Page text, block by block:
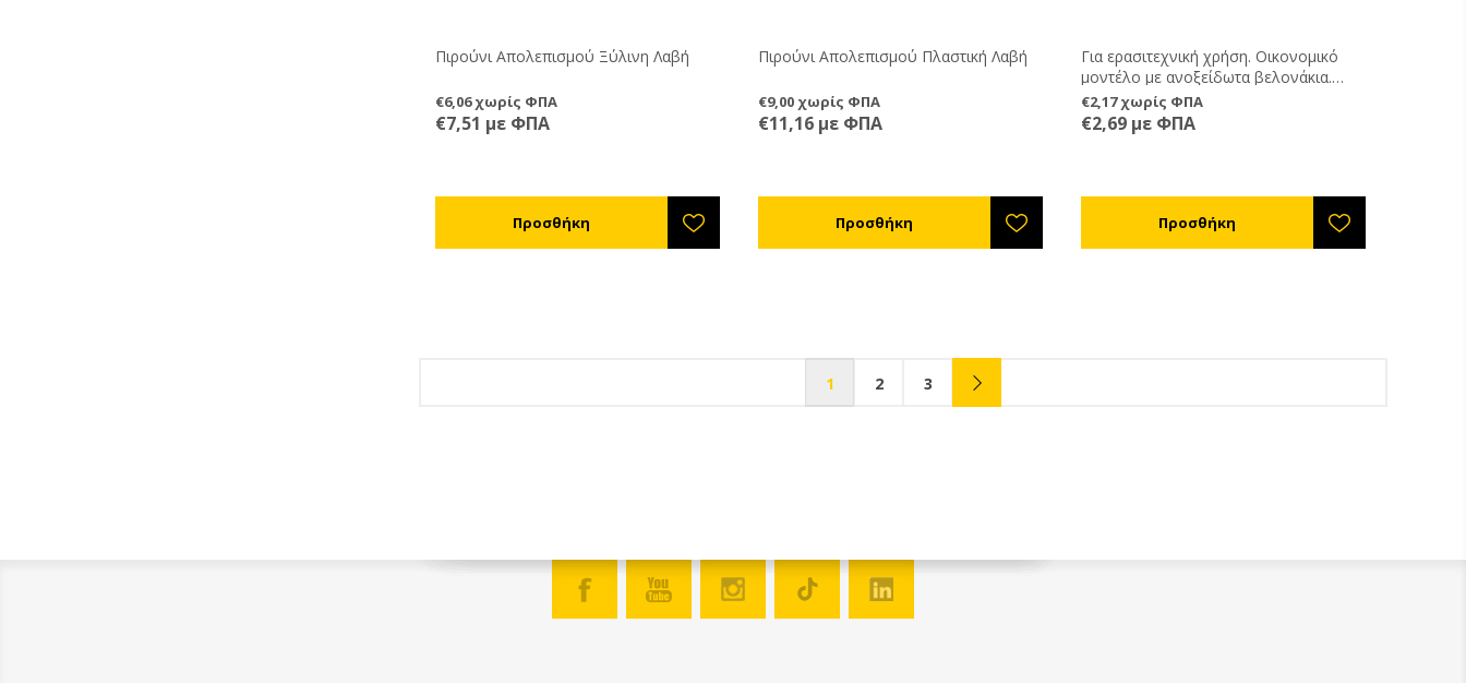
Πιρούνι Απολεπισμού Ξύλινη Λαβή
€6,06 χωρίς ΦΠΑ
€7,51 με ΦΠΑ
Πιρούνι Απολεπισμού Πλαστική Λαβή
€9,00 χωρίς ΦΠΑ
€11,16 με ΦΠΑ
Για ερασιτεχνική χρήση. Οικονομικό
μοντέλο με ανοξείδωτα βελονάκια.
Εργονομική πλαστική λαβή.
€2,17 χωρίς ΦΠΑ
€2,69 με ΦΠΑ
1 2 3